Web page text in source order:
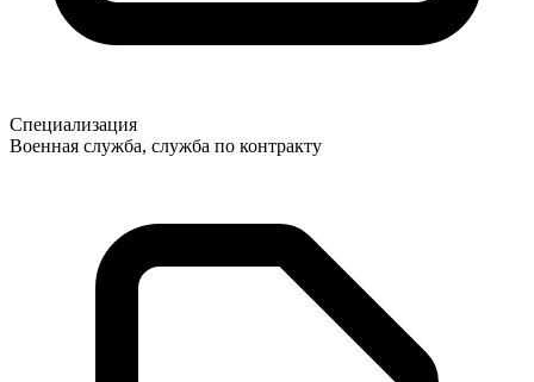
Специализация
Военная служба, служба по контракту